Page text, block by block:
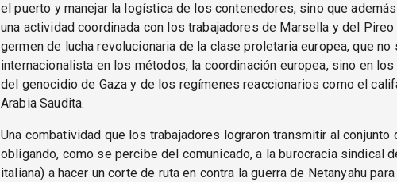
el puerto y manejar la logística de los contenedores, sino que
una actividad coordinada con los trabajadores de Marsella y del Pireo
germen de lucha revolucionaria de la clase proletaria europea, que no
internacionalista en los métodos, la coordinación europea, sino en
del genocidio de Gaza y de los regímenes reaccionarios como el
Arabia Saudita.
Una combatividad que los trabajadores lograron transmitir al conjunto
obligando, como se percibe del comunicado, a la burocracia sindical
italiana) a hacer un corte de ruta en contra la guerra de Netanyahu